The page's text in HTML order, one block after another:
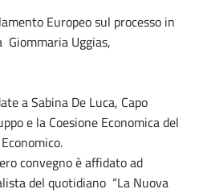
Europeo sul processo in
Giommaria Uggias,
a Sabina De Luca, Capo
e la Coesione Economica del
convegno è affidato ad
del quotidiano “La Nuova